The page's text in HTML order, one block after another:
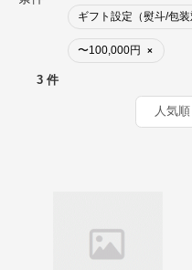
ギフト設定（熨斗/包装
〜100,000円 ×
3 件